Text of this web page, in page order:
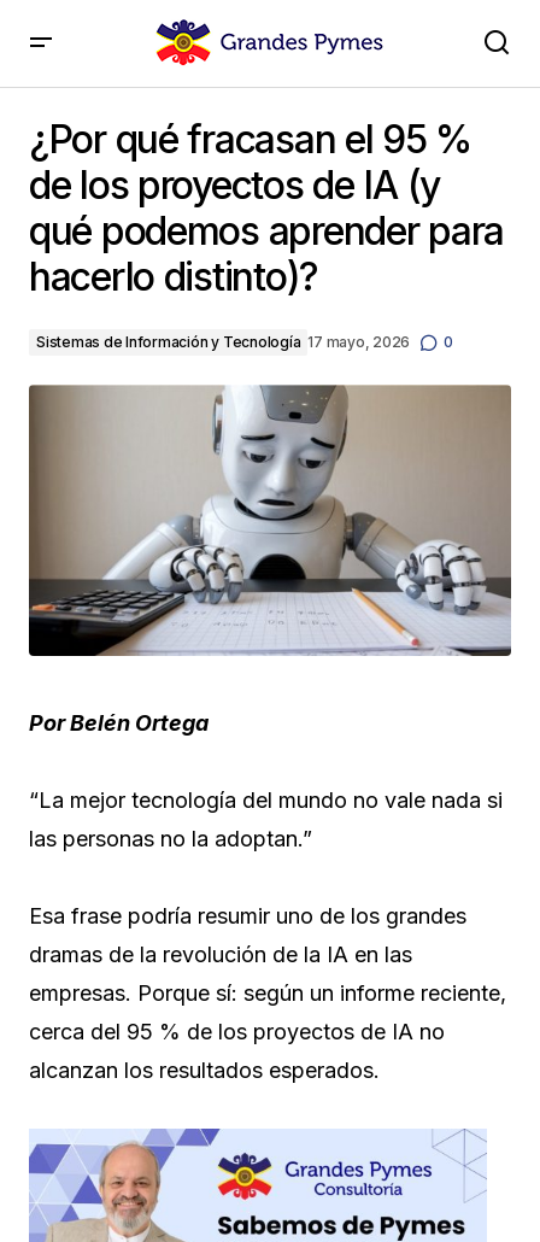
qué podemos aprender para hacerlo distinto)?
¿Por qué fracasan el 95 %
de los proyectos de IA (y
qué podemos aprender para
hacerlo distinto)?
Sistemas de Información y Tecnología 17 mayo, 2026 0
Por Belén Ortega
“La mejor tecnología del mundo no vale nada si
las personas no la adoptan.”
Esa frase podría resumir uno de los grandes
dramas de la revolución de la IA en las
empresas. Porque sí: según un informe reciente,
cerca del 95 % de los proyectos de IA no
alcanzan los resultados esperados.